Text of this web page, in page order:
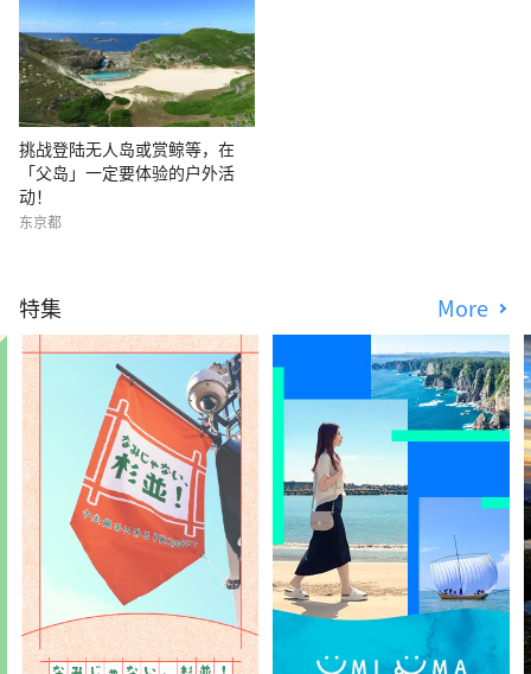
挑战登陆无人岛或赏鲸等，在
「父岛」一定要体验的户外活
动！
东京都
特集 More